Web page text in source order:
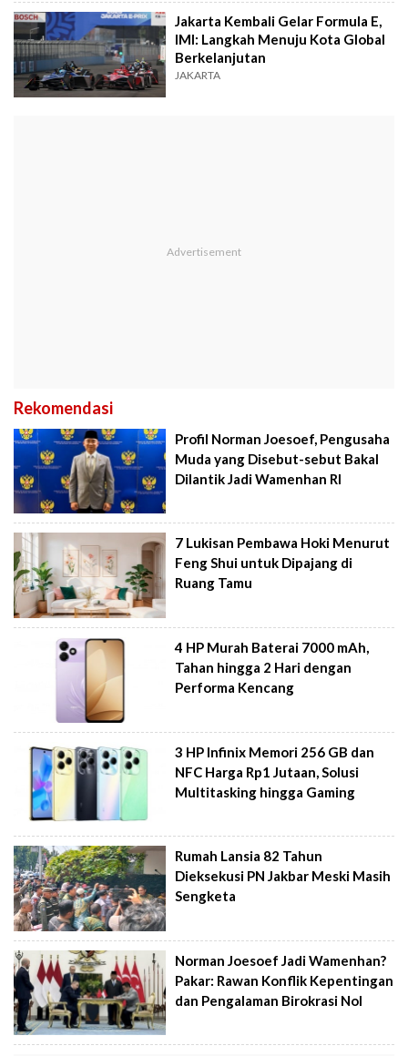
Jakarta Kembali Gelar Formula E,
IMI: Langkah Menuju Kota Global
Berkelanjutan
JAKARTA
Rekomendasi
Profil Norman Joesoef, Pengusaha
Muda yang Disebut-sebut Bakal
Dilantik Jadi Wamenhan RI
7 Lukisan Pembawa Hoki Menurut
Feng Shui untuk Dipajang di
Ruang Tamu
4 HP Murah Baterai 7000 mAh,
Tahan hingga 2 Hari dengan
Performa Kencang
3 HP Infinix Memori 256 GB dan
NFC Harga Rp1 Jutaan, Solusi
Multitasking hingga Gaming
Rumah Lansia 82 Tahun
Dieksekusi PN Jakbar Meski Masih
Sengketa
Norman Joesoef Jadi Wamenhan?
Pakar: Rawan Konflik Kepentingan
dan Pengalaman Birokrasi Nol